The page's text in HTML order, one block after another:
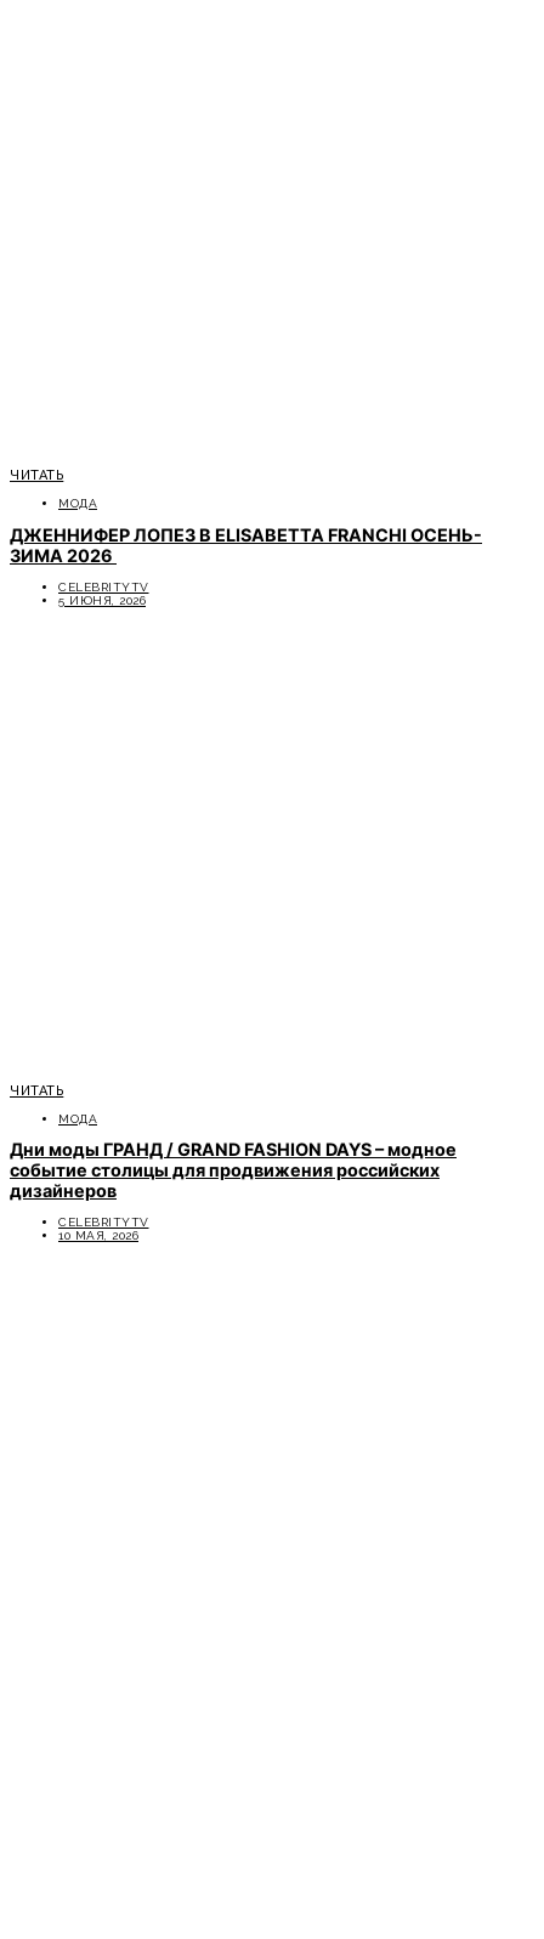
ЧИТАТЬ
МОДА
ДЖЕННИФЕР ЛОПЕЗ В ELISABETTA FRANCHI ОСЕНЬ-
ЗИМА 2026
CELEBRITYTV
5 ИЮНЯ, 2026
ЧИТАТЬ
МОДА
Дни моды ГРАНД / GRAND FASHION DAYS – модное
событие столицы для продвижения российских
дизайнеров
CELEBRITYTV
10 МАЯ, 2026